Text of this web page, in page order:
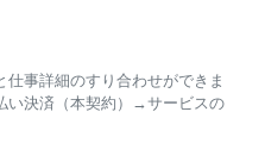
事詳細のすり合わせができま
い決済（本契約）→サービスの